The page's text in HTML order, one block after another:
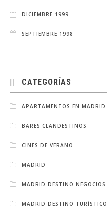
DICIEMBRE 1999
SEPTIEMBRE 1998
CATEGORÍAS
APARTAMENTOS EN MADRID
BARES CLANDESTINOS
CINES DE VERANO
MADRID
MADRID DESTINO NEGOCIOS
MADRID DESTINO TURÍSTICO